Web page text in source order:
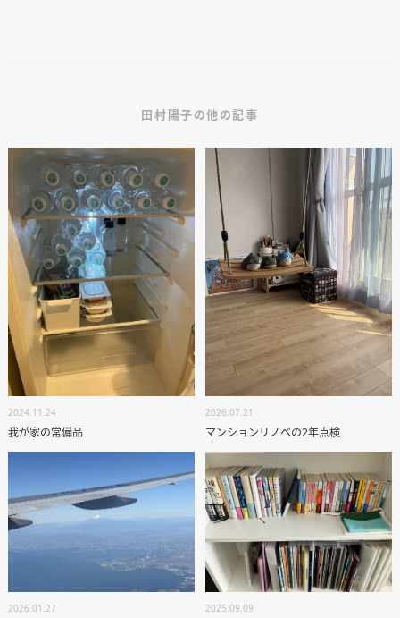
田村陽子の他の記事
2024.11.24
我が家の常備品
2026.07.21
マンションリノベの2年点検
2026.01.27 2025.09.09